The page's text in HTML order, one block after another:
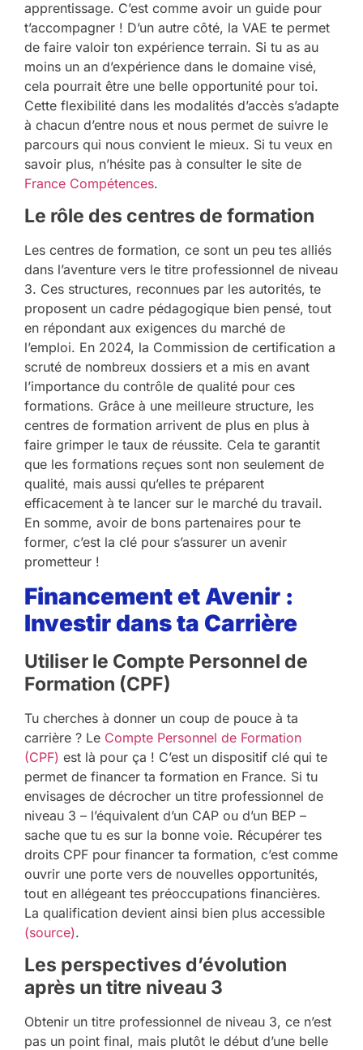
apprentissage. C’est comme avoir un guide pour
t’accompagner ! D’un autre côté, la VAE te permet
de faire valoir ton expérience terrain. Si tu as au
moins un an d’expérience dans le domaine visé,
cela pourrait être une belle opportunité pour toi.
Cette flexibilité dans les modalités d’accès s’adapte
à chacun d’entre nous et nous permet de suivre le
parcours qui nous convient le mieux. Si tu veux en
savoir plus, n’hésite pas à consulter le site de
France Compétences.
Le rôle des centres de formation
Les centres de formation, ce sont un peu tes alliés
dans l’aventure vers le titre professionnel de niveau
3. Ces structures, reconnues par les autorités, te
proposent un cadre pédagogique bien pensé, tout
en répondant aux exigences du marché de
l’emploi. En 2024, la Commission de certification a
scruté de nombreux dossiers et a mis en avant
l’importance du contrôle de qualité pour ces
formations. Grâce à une meilleure structure, les
centres de formation arrivent de plus en plus à
faire grimper le taux de réussite. Cela te garantit
que les formations reçues sont non seulement de
qualité, mais aussi qu’elles te préparent
efficacement à te lancer sur le marché du travail.
En somme, avoir de bons partenaires pour te
former, c’est la clé pour s’assurer un avenir
prometteur !
Financement et Avenir :
Investir dans ta Carrière
Utiliser le Compte Personnel de
Formation (CPF)
Tu cherches à donner un coup de pouce à ta
carrière ? Le Compte Personnel de Formation
(CPF) est là pour ça ! C’est un dispositif clé qui te
permet de financer ta formation en France. Si tu
envisages de décrocher un titre professionnel de
niveau 3 – l’équivalent d’un CAP ou d’un BEP –
sache que tu es sur la bonne voie. Récupérer tes
droits CPF pour financer ta formation, c’est comme
ouvrir une porte vers de nouvelles opportunités,
tout en allégeant tes préoccupations financières.
La qualification devient ainsi bien plus accessible
(source).
Les perspectives d’évolution
après un titre niveau 3
Obtenir un titre professionnel de niveau 3, ce n’est
pas un point final, mais plutôt le début d’une belle